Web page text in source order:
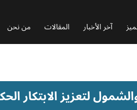
آخر الأخبار المقالات من نحن
لتعزيز الابتكار